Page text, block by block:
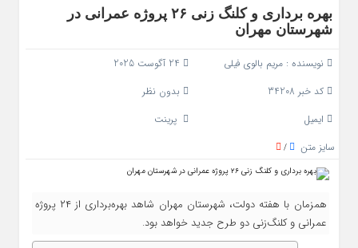
بهره‌ برداری و کلنگ‌ زنی ۲۶ پروژه عمرانی در
شهرستان مهران
نویسنده : مریم بالوی فیلی
کد خبر 34208
بدون نظر
ایمیل
پرینت
سایز متن
/
همزمان با هفته دولت، شهرستان مهران شاهد بهره‌برداری از ۲۴ پروژه
عمرانی و کلنگ‌زنی دو طرح جدید خواهد بود.